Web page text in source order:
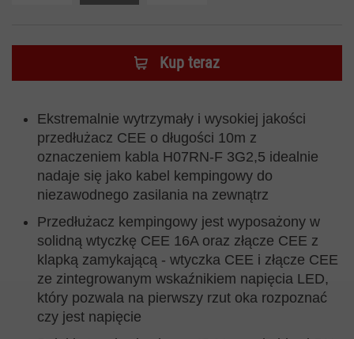
Kup teraz
Ekstremalnie wytrzymały i wysokiej jakości
przedłużacz CEE o długości 10m z
oznaczeniem kabla H07RN-F 3G2,5 idealnie
nadaje się jako kabel kempingowy do
niezawodnego zasilania na zewnątrz
Przedłużacz kempingowy jest wyposażony w
solidną wtyczkę CEE 16A oraz złącze CEE z
klapką zamykającą - wtyczka CEE i złącze CEE
ze zintegrowanym wskaźnikiem napięcia LED,
który pozwala na pierwszy rzut oka rozpoznać
czy jest napięcie